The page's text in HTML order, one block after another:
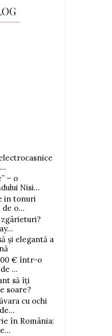
– o
Nisi...
in tonuri
o...
și elegantă a
€ într-o
...
să îți
soare?
cu ochi
în România: